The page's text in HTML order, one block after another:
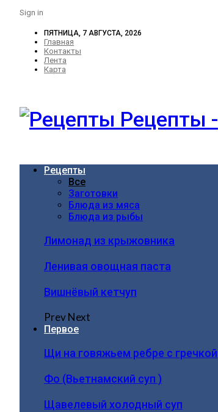
Sign in
ПЯТНИЦА, 7 АВГУСТА, 2026
Главная
Контакты
Лента
Карта
Рецепты -
Рецепты
Все
Заготовки
Блюда из мяса
Блюда из рыбы
Лимонад из крыжовника
Ленивая овощная паста
Вишнёвый кетчуп
PrevNext
Первое
Щи на говяжьем ребре с гречкой
Фо (Вьетнамский суп )
Щавелевый холодный суп